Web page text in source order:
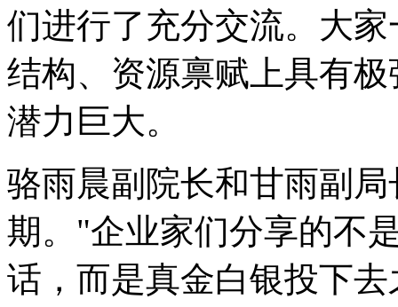
们进行了充分交流。大
结构、资源禀赋上具有
潜力巨大。
骆雨晨副院长和甘雨副
期。"企业家们分享的不
话，而是真金白银投下